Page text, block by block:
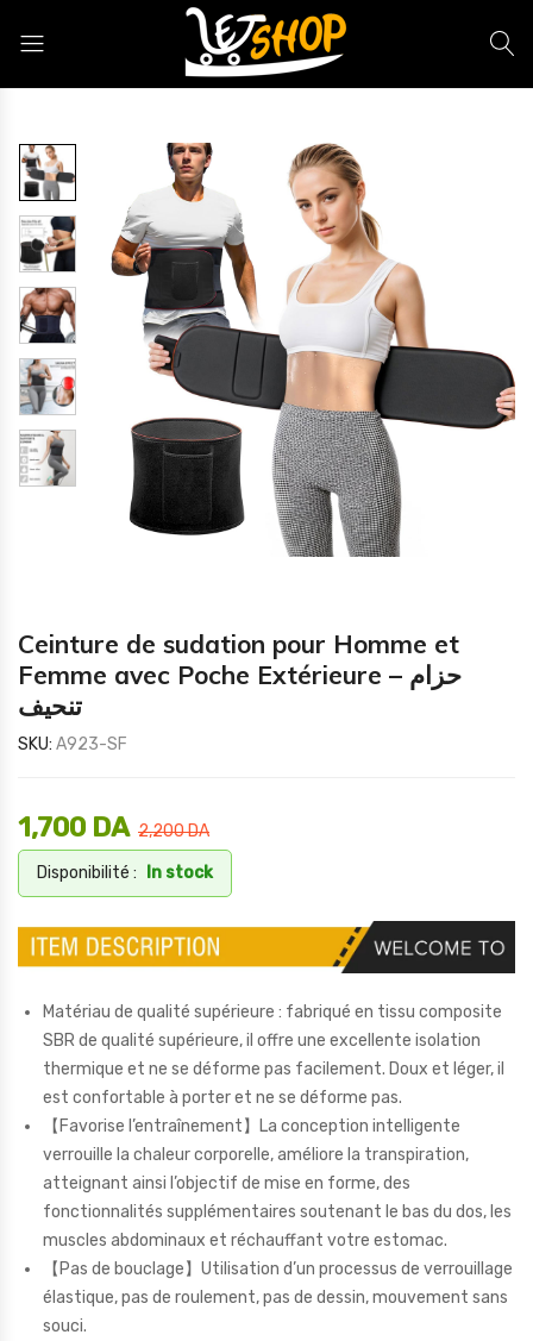
Ceinture de sudation pour Homme et
Femme avec Poche Extérieure – حزام
تنحيف
SKU: A923-SF
2,200DA
1,700 DA
Disponibilité : In stock
Matériau de qualité supérieure : fabriqué en tissu composite
SBR de qualité supérieure, il offre une excellente isolation
thermique et ne se déforme pas facilement. Doux et léger, il
est confortable à porter et ne se déforme pas.
【Favorise l’entraînement】La conception intelligente
verrouille la chaleur corporelle, améliore la transpiration,
atteignant ainsi l’objectif de mise en forme, des
fonctionnalités supplémentaires soutenant le bas du dos, les
muscles abdominaux et réchauffant votre estomac.
【Pas de bouclage】Utilisation d’un processus de verrouillage
élastique, pas de roulement, pas de dessin, mouvement sans
souci.